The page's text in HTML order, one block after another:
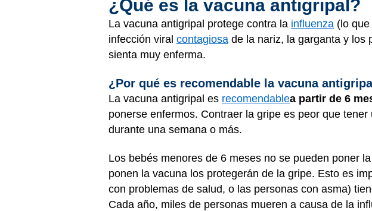
¿Qué es la vacuna antigripal?
La vacuna antigripal protege contra la influenza (lo
infección viral contagiosa de la nariz, la garganta y los
sienta muy enferma.
¿Por qué es recomendable la vacuna
La vacuna antigripal es recomendablea partir de 6
ponerse enfermos. Contraer la gripe es peor que
durante una semana o más.
Los bebés menores de 6 meses no se pueden poner
ponen la vacuna los protegerán de la gripe. Esto es
con problemas de salud, o las personas con asma)
Cada año, miles de personas mueren a causa de la